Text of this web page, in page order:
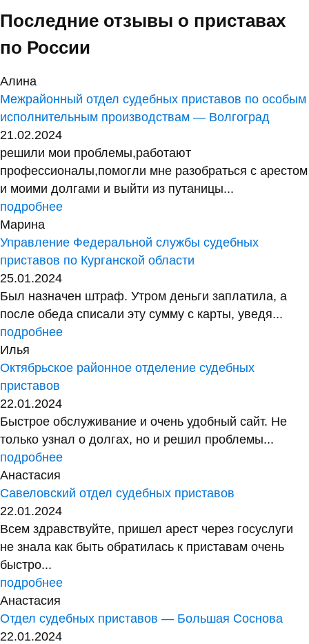
Последние отзывы о приставах
по России
Алина
Межрайонный отдел судебных приставов по особым
исполнительным производствам — Волгоград
21.02.2024
решили мои проблемы,работают
профессионалы,помогли мне разобраться с арестом
и моими долгами и выйти из путаницы...
подробнее
Марина
Управление Федеральной службы судебных
приставов по Курганской области
25.01.2024
Был назначен штраф. Утром деньги заплатила, а
после обеда списали эту сумму с карты, уведя...
подробнее
Илья
Октябрьское районное отделение судебных
приставов
22.01.2024
Быстрое обслуживание и очень удобный сайт. Не
только узнал о долгах, но и решил проблемы...
подробнее
Анастасия
Савеловский отдел судебных приставов
22.01.2024
Всем здравствуйте, пришел арест через госуслуги
не знала как быть обратилась к приставам очень
быстро...
подробнее
Анастасия
Отдел судебных приставов — Большая Соснова
22.01.2024